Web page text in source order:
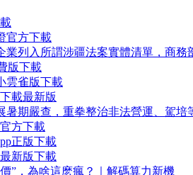
官方下載
業列入所謂涉疆法案實體清單，商務
版下載
雲雀版下載
載最新版
暑期嚴查，重拳整治非法營運、駕培
方下載
正版下載
新版下載
”，為啥這麽瘋？｜解碼算力新機